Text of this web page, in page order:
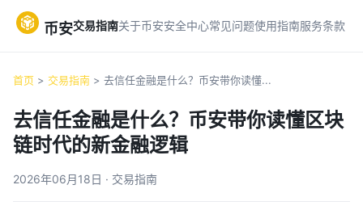
币安交易指南关于币安安全中心常见问题使用指南服务条款
首页 > 交易指南 > 去信任金融是什么？币安带你读懂...
去信任金融是什么？币安带你读懂区块
链时代的新金融逻辑
2026年06月18日 · 交易指南